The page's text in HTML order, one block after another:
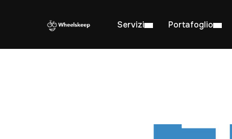
Servizi Portafoglio